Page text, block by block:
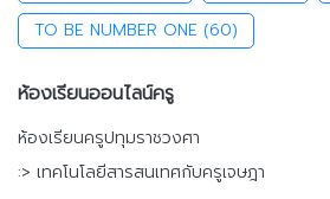
TO BE NUMBER ONE (60)
ห้องเรียนออนไลน์ครู
ห้องเรียนครูปทุมราชวงศา
:> เทคโนโลยีสารสนเทศกับครูเจษฎา